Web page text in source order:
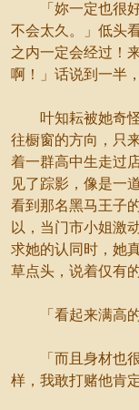
「妳一定也很好
不会太久。」低头
之内一定会经过！
啊！」话说到一半
叶知耘被她奇怪
往橱窗的方向，只
着一群高中生走过
见了踪影，像是一
看到那名黑马王子
以，当门市小姐激
求她的认同时，她
草点头，说着仅有
「看起来满高的
「而且身材也很
样，我敢打赌他肯